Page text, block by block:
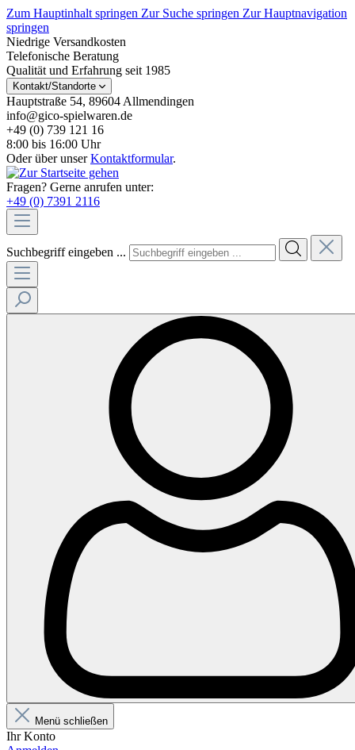
Zum Hauptinhalt springen Zur Suche springen Zur Hauptnavigation
springen
Niedrige Versandkosten
Telefonische Beratung
Qualität und Erfahrung seit 1985
Kontakt/Standorte
Hauptstraße 54, 89604 Allmendingen
info@gico-spielwaren.de
+49 (0) 739 121 16
8:00 bis 16:00 Uhr
Oder über unserKontaktformular.
Fragen? Gerne anrufen unter:
+49 (0) 7391 2116
Suchbegriff eingeben ...
Menü schließen
Ihr Konto